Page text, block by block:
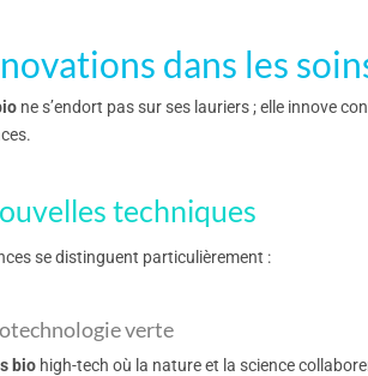
dans les
ne s’endort pas sur ses lauriers ; elle innove
techniques
se distinguent particulièrement :
verte
biohigh-tech où la nature et la science